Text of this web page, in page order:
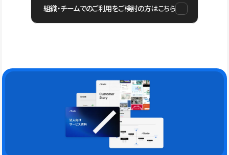
組織・チームでのご利用をご検討の方はこちら